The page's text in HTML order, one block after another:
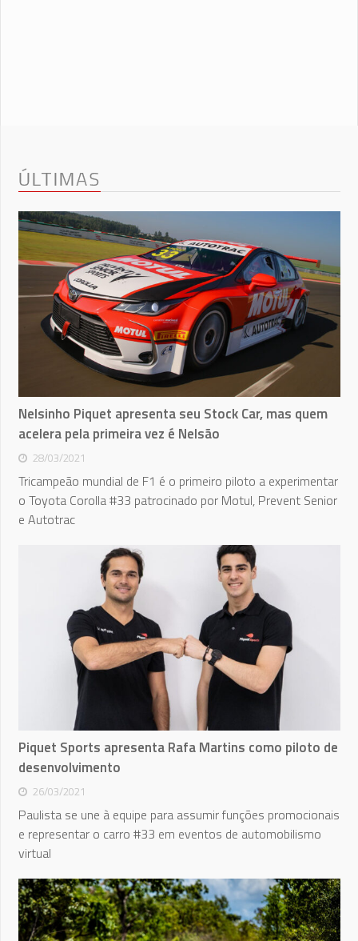
ÚLTIMAS
Nelsinho Piquet apresenta seu Stock Car, mas quem
acelera pela primeira vez é Nelsão
28/03/2021
Tricampeão mundial de F1 é o primeiro piloto a experimentar
o Toyota Corolla #33 patrocinado por Motul, Prevent Senior
e Autotrac
Piquet Sports apresenta Rafa Martins como piloto de
desenvolvimento
26/03/2021
Paulista se une à equipe para assumir funções promocionais
e representar o carro #33 em eventos de automobilismo
virtual